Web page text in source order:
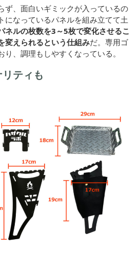
ず、面白いギミックが入っているの
になっているパネルを組み立てて土
ネルの枚数を3～5枚で変化させるこ
変えられるという仕組みだ。専用ゴ
り、調理もしやすくなっている。
ティも